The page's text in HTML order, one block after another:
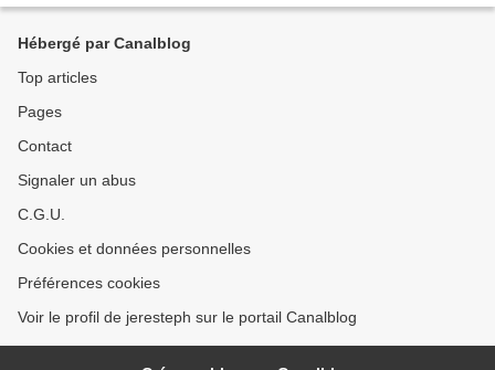
Hébergé par Canalblog
Top articles
Pages
Contact
Signaler un abus
C.G.U.
Cookies et données personnelles
Préférences cookies
Voir le profil de jeresteph sur le portail Canalblog